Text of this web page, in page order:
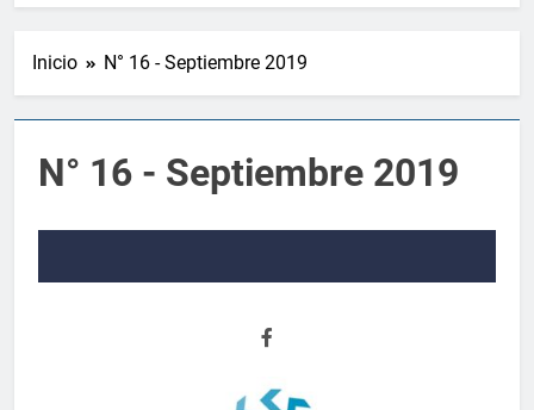
Inicio N° 16 - Septiembre 2019
N° 16 - Septiembre 2019